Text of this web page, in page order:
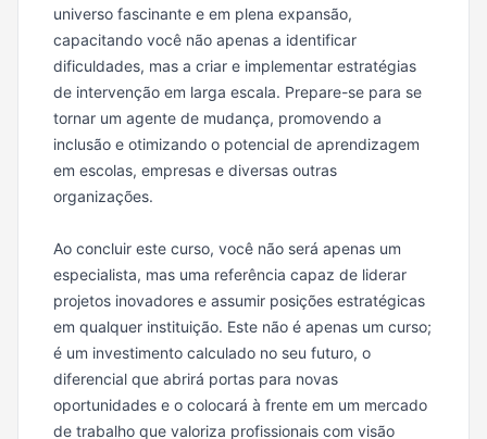
universo fascinante e em plena expansão,
capacitando você não apenas a identificar
dificuldades, mas a criar e implementar estratégias
de intervenção em larga escala. Prepare-se para se
tornar um agente de mudança, promovendo a
inclusão e otimizando o potencial de aprendizagem
em escolas, empresas e diversas outras
organizações.
Ao concluir este curso, você não será apenas um
especialista, mas uma referência capaz de liderar
projetos inovadores e assumir posições estratégicas
em qualquer instituição. Este não é apenas um curso;
é um investimento calculado no seu futuro, o
diferencial que abrirá portas para novas
oportunidades e o colocará à frente em um mercado
de trabalho que valoriza profissionais com visão